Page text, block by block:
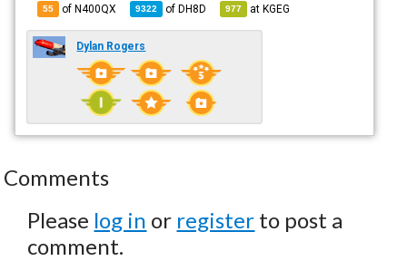
55 of N400QX 9322 ofDH8D 977 atKGEG
Dylan Rogers
Comments
Please log in or register to post a
comment.